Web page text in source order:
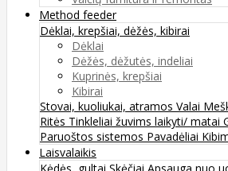
Method feeder
Dėklai, krepšiai, dėžės, kibirai
Dėklai
Dėžės, dėžutės, indeliai
Kuprinės, krepšiai
Kibirai
Stovai, kuoliukai, atramos Valai
Ritės Tinkleliai žuvims laikyti/ matai
Paruoštos sistemos Pavadėliai
Laisvalaikis
Kėdės, gultai Skėčiai Apsauga nuo